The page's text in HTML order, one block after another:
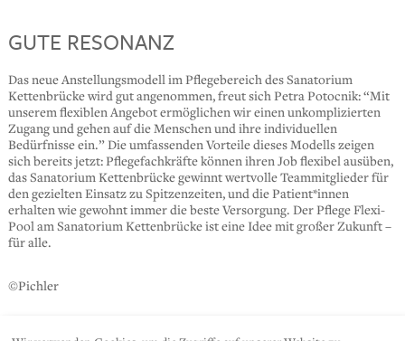
GUTE RESONANZ
Das neue Anstellungsmodell im Pflegebereich des Sanatorium
Kettenbrücke wird gut angenommen, freut sich Petra Potocnik: “Mit
unserem flexiblen Angebot ermöglichen wir einen unkomplizierten
Zugang und gehen auf die Menschen und ihre individuellen
Bedürfnisse ein.” Die umfassenden Vorteile dieses Modells zeigen
sich bereits jetzt: Pflegefachkräfte können ihren Job flexibel ausüben,
das Sanatorium Kettenbrücke gewinnt wertvolle Teammitglieder für
den gezielten Einsatz zu Spitzenzeiten, und die Patient*innen
erhalten wie gewohnt immer die beste Versorgung. Der Pflege Flexi-
Pool am Sanatorium Kettenbrücke ist eine Idee mit großer Zukunft –
für alle.
©Pichler